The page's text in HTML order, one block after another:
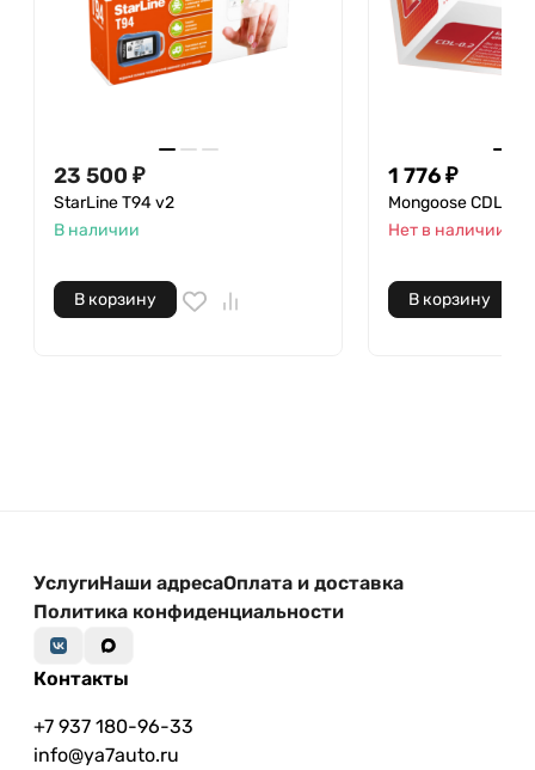
23 500 ₽
StarLine Т94 v2
В наличии
В корзину
1 776 ₽
Mongoose CDL 0.2
Нет в наличии
В корзину
УслугиНаши адресаОплата и доставка
Политика конфиденциальности
Контакты
+7 937 180-96-33
info@ya7auto.ru